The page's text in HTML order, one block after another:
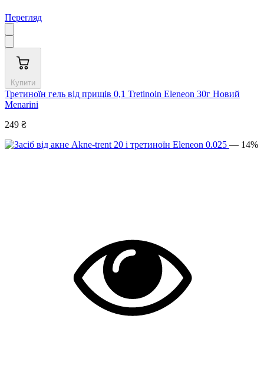
Перегляд
Купити
Третиноїн гель від прищів 0,1 Tretinoin Eleneon 30г Новий
Menarini
249 ₴
— 14%